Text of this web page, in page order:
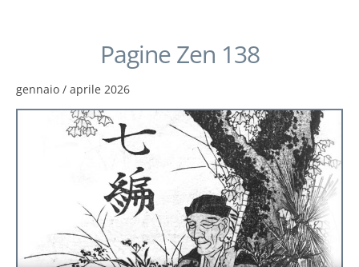
Pagine Zen 138
gennaio / aprile 2026